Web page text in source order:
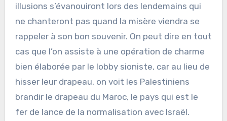
illusions s’évanouiront lors des lendemains qui
ne chanteront pas quand la misère viendra se
rappeler à son bon souvenir. On peut dire en tout
cas que l’on assiste à une opération de charme
bien élaborée par le lobby sioniste, car au lieu de
hisser leur drapeau, on voit les Palestiniens
brandir le drapeau du Maroc, le pays qui est le
fer de lance de la normalisation avec Israël.